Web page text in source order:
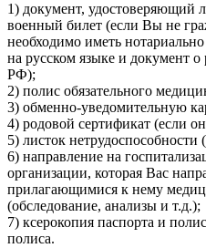
1) документ, удостоверяющий
военный билет (если Вы не
необходимо иметь
на русском языке и документ
РФ);
2) полис обязательного
3) обменно-уведомительную
4) родовой сертификат (если
5) листок
6) направление на
организации, которая Вас
прилагающимися к нему
(обследование, анализы и т.д.);
7) ксерокопия паспорта и
полиса.